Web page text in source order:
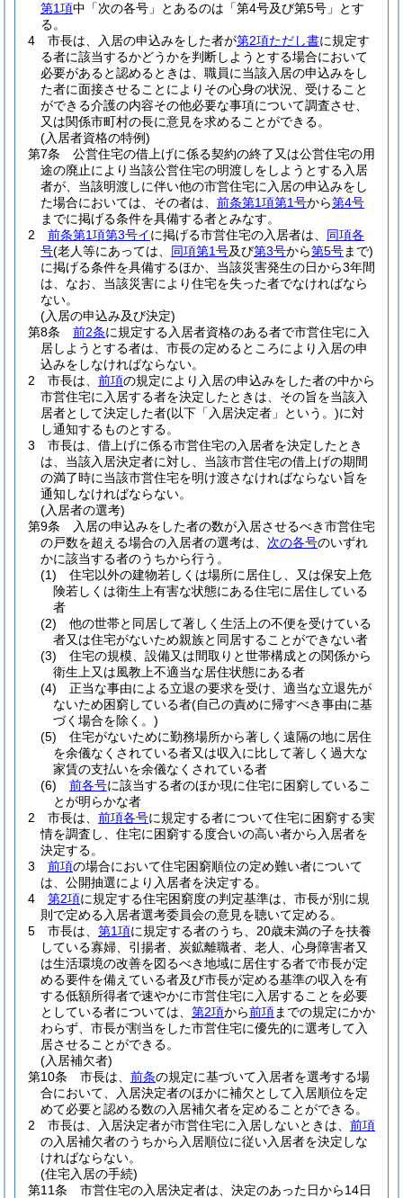
第1項中「次の各号」とあるのは「第4号及び第5号」とす
る。
4
市長は、入居の申込みをした者が第2項ただし書に規定す
る者に該当するかどうかを判断しようとする場合において
必要があると認めるときは、職員に当該入居の申込みをし
た者に面接させることによりその心身の状況、受けること
ができる介護の内容その他必要な事項について調査させ、
又は関係市町村の長に意見を求めることができる。
(入居者資格の特例)
第7条
公営住宅の借上げに係る契約の終了又は公営住宅の用
途の廃止により当該公営住宅の明渡しをしようとする入居
者が、当該明渡しに伴い他の市営住宅に入居の申込みをし
た場合においては、その者は、 前条第1項第1号から第4号
までに掲げる条件を具備する者とみなす。
2
前条第1項第3号イに掲げる市営住宅の入居者は、 同項各
号(老人等にあっては、 同項第1号及び第3号から第5号まで)
に掲げる条件を具備するほか、当該災害発生の日から3年間
は、なお、当該災害により住宅を失った者でなければなら
ない。
(入居の申込み及び決定)
第8条
前2条に規定する入居者資格のある者で市営住宅に入
居しようとする者は、市長の定めるところにより入居の申
込みをしなければならない。
2
市長は、 前項の規定により入居の申込みをした者の中から
市営住宅に入居する者を決定したときは、その旨を当該入
居者として決定した者(以下「入居決定者」という。)に対
し通知するものとする。
3
市長は、借上げに係る市営住宅の入居者を決定したとき
は、当該入居決定者に対し、当該市営住宅の借上げの期間
の満了時に当該市営住宅を明け渡さなければならない旨を
通知しなければならない。
(入居者の選考)
第9条
入居の申込みをした者の数が入居させるべき市営住宅
の戸数を超える場合の入居者の選考は、 次の各号のいずれ
かに該当する者のうちから行う。
(1)
住宅以外の建物若しくは場所に居住し、又は保安上危
険若しくは衛生上有害な状態にある住宅に居住している
者
(2)
他の世帯と同居して著しく生活上の不便を受けている
者又は住宅がないため親族と同居することができない者
(3)
住宅の規模、設備又は間取りと世帯構成との関係から
衛生上又は風教上不適当な居住状態にある者
(4)
正当な事由による立退の要求を受け、適当な立退先が
ないため困窮している者(自己の責めに帰すべき事由に基
づく場合を除く。)
(5)
住宅がないために勤務場所から著しく遠隔の地に居住
を余儀なくされている者又は収入に比して著しく過大な
家賃の支払いを余儀なくされている者
(6)
前各号に該当する者のほか現に住宅に困窮しているこ
とが明らかな者
2
市長は、 前項各号に規定する者について住宅に困窮する実
情を調査し、住宅に困窮する度合いの高い者から入居者を
決定する。
3
前項の場合において住宅困窮順位の定め難い者について
は、公開抽選により入居者を決定する。
4
第2項に規定する住宅困窮度の判定基準は、市長が別に規
則で定める入居者選考委員会の意見を聴いて定める。
5
市長は、 第1項に規定する者のうち、20歳未満の子を扶養
している寡婦、引揚者、炭鉱離職者、老人、心身障害者又
は生活環境の改善を図るべき地域に居住する者で市長が定
める要件を備えている者及び市長が定める基準の収入を有
する低額所得者で速やかに市営住宅に入居することを必要
としている者については、 第2項から前項までの規定にかか
わらず、市長が割当をした市営住宅に優先的に選考して入
居させることができる。
(入居補欠者)
第10条
市長は、 前条の規定に基づいて入居者を選考する場
合において、入居決定者のほかに補欠として入居順位を定
めて必要と認める数の入居補欠者を定めることができる。
2
市長は、入居決定者が市営住宅に入居しないときは、 前項
の入居補欠者のうちから入居順位に従い入居者を決定しな
ければならない。
(住宅入居の手続)
第11条
市営住宅の入居決定者は、決定のあった日から14日